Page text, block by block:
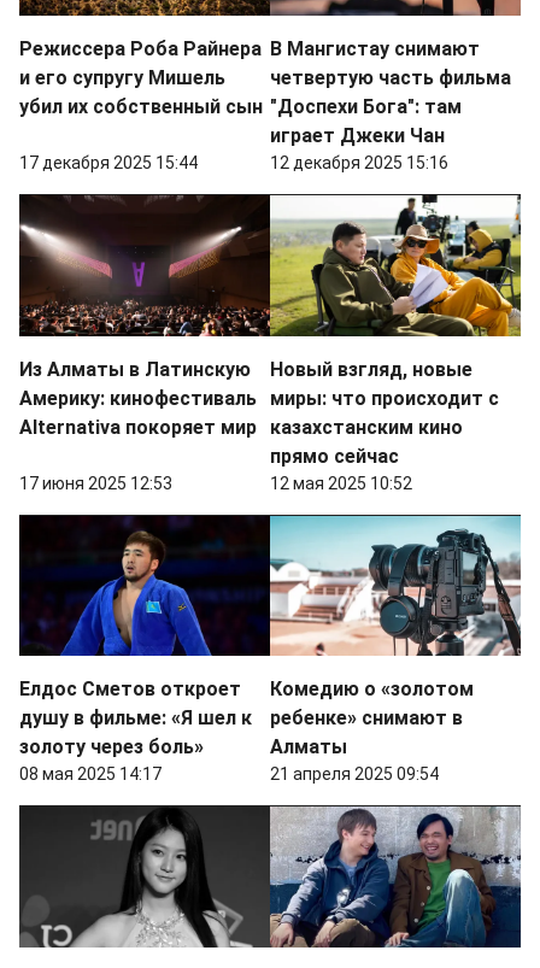
Режиссера Роба Райнера
и его супругу Мишель
убил их собственный сын
17 декабря 2025 15:44
В Мангистау снимают
четвертую часть фильма
"Доспехи Бога": там
играет Джеки Чан
12 декабря 2025 15:16
Из Алматы в Латинскую
Америку: кинофестиваль
Alternativa покоряет мир
17 июня 2025 12:53
Новый взгляд, новые
миры: что происходит с
казахстанским кино
прямо сейчас
12 мая 2025 10:52
Елдос Сметов откроет
душу в фильме: «Я шел к
золоту через боль»
08 мая 2025 14:17
Комедию о «золотом
ребенке» снимают в
Алматы
21 апреля 2025 09:54